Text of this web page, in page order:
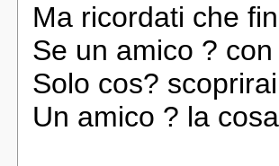
Ma ricordati che
Se un amico ?
Solo cos?
Un amico ? la